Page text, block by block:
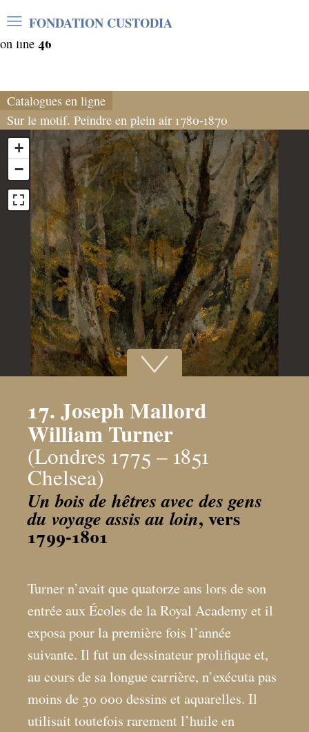
Warning: Undefined array key "var_mode" in
/home/clients/06cf3fb6db0bf3383064f508e4e3b220/
on line 46
FONDATION CUSTODIA
Catalogues en ligne
Sur le motif. Peindre en plein air 1780-1870
+
−
17. Joseph Mallord
William Turner
(Londres 1775 – 1851
Chelsea)
Un bois de hêtres avec des gens
du voyage assis au loin, vers
1799-1801
Turner n’avait que quatorze ans lors de son
entrée aux Écoles de la Royal Academy et il
exposa pour la première fois l’année
suivante. Il fut un dessinateur prolifique et,
au cours de sa longue carrière, n’exécuta pas
moins de 30 000 dessins et aquarelles. Il
utilisait toutefois rarement l’huile en